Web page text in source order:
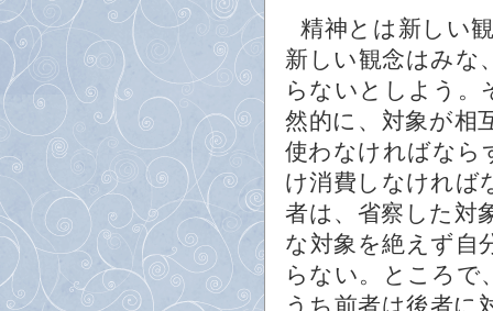
精神とは新しい
新しい観念はみな
らないとしよう。
然的に、対象が相
使わなければなら
け消費しなければ
者は、省察した対
な対象を絶えず自
らない。ところで
うち前者は後者に